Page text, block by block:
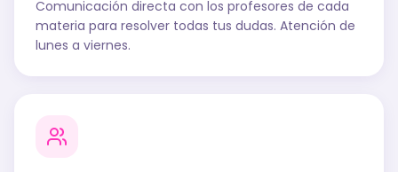
Comunicación directa con los profesores de cada
materia para resolver todas tus dudas. Atención de
lunes a viernes.